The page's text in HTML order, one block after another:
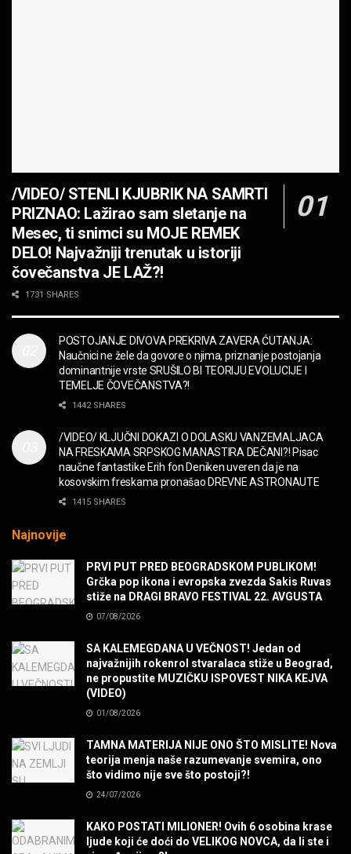
MUZIKA
OPASNO! ZZ TOP – Beer Drinkers and
Hellraisers
MUZIKA
“Missin’ Yo’ Kissin'” BILLY ZZ TOP
MUZIKA
FILM
MUZIKA
POVRATAK Iron Maiden The Writing On The Wall
SENIDAHHH!
MUZIKA
Miss You! Charlie Watts
MUZIKA
MUZIKA
/VIDEO/ STENLI KJUBRIK NA SAMRTI
PRIZNAO: Lažirao sam sletanje na
Mesec, ti snimci su MOJE REMEK
DELO! Najvažniji trenutak u istoriji
čovečanstva JE LAŽ?!
1731 SHARES
POSTOJANJE DIVOVA PREKRIVA ZAVERA ĆUTANJA:
Naučnici ne žele da govore o njima, priznanje postojanja
dominantnije vrste SRUŠILO BI TEORIJU EVOLUCIJE I
TEMELJE ČOVEČANSTVA?!
1442 SHARES
/VIDEO/ KLJUČNI DOKAZI O DOLASKU VANZEMALJACA
NA FRESKAMA SRPSKOG MANASTIRA DEČANI?! Pisac
naučne fantastike Erih fon Deniken uveren da je na
kosovskim freskama pronašao DREVNE ASTRONAUTE
1415 SHARES
Najnovije
PRVI PUT PRED BEOGRADSKOM PUBLIKOM!
Grčka pop ikona i evropska zvezda Sakis Ruvas
stiže na DRAGI BRAVO FESTIVAL 22. AVGUSTA
07/08/2026
SA KALEMEGDANA U VEČNOST! Jedan od
najvažnijih rokenrol stvaralaca stiže u Beograd,
ne propustite MUZIČKU ISPOVEST NIKA KEJVA
(VIDEO)
01/08/2026
TAMNA MATERIJA NIJE ONO ŠTO MISLITE! Nova
teorija menja naše razumevanje svemira, ono
što vidimo nije sve što postoji?!
24/07/2026
KAKO POSTATI MILIONER! Ovih 6 osobina krase
ljude koji će doći do VELIKOG NOVCA, da li ste i